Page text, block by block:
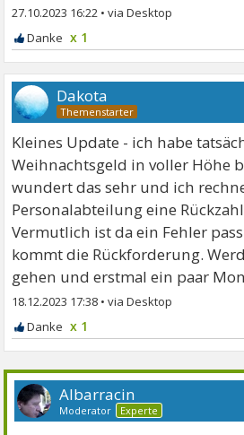
27.10.2023 16:22 •
x 1
Dakota
Kleines Update - ich habe
Weihnachtsgeld in voller Höhe
wundert das sehr und ich
Personalabteilung eine
Vermutlich ist da ein Fehler
kommt die Rückforderung.
gehen und erstmal ein paar
18.12.2023 17:38 •
x 1
Albarracin
Moderator Experte